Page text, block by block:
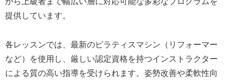
提供しています。
各レッスンでは、最新のピラティスマシン（リフォーマー
など）を使用し、厳しい認定資格を持つインストラクター
による質の高い指導を受けられます。姿勢改善や柔軟性向